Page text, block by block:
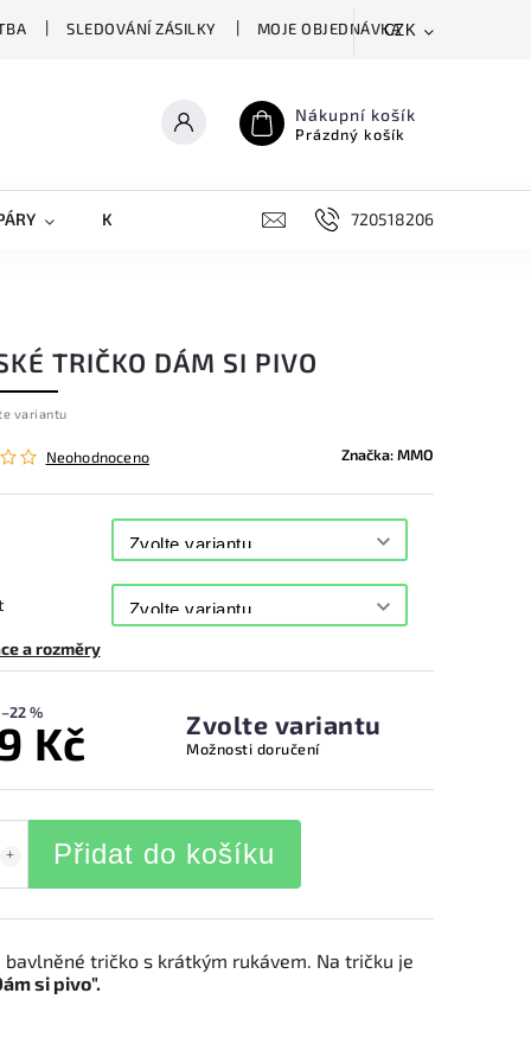
SLEDOVÁNÍ ZÁSILKY MOJE OBJEDNÁVKACZK
Nákupní košík
Prázdný košík
KRYTY NA MOBILY DOPLŇKY720518206
TRIČKO DÁM SI PIVO
variantu
Neohodnoceno Značka:MMO
a rozměry
–22 %
Kč Zvolte variantu
Možnosti doručení
Přidat do košíku
bavlněné tričko s krátkým rukávem. Na tričku je
si pivo".